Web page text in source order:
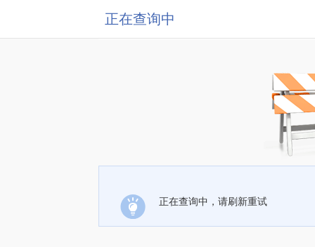
正在查询中
正在查询中，请刷新重试